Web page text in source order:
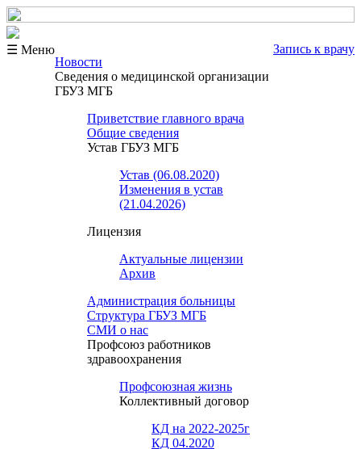
☰ Меню
Запись к врачу
Новости
Сведения о медицинской организации
ГБУЗ МГБ
Приветствие главного врача
Общие сведения
Устав ГБУЗ МГБ
Устав (06.08.2020)
Изменения в устав
(21.04.2026)
Лицензия
Актуальные лицензии
Архив
Администрация больницы
Структура ГБУЗ МГБ
СМИ о нас
Профсоюз работников
здравоохранения
Профсоюзная жизнь
Коллективный договор
КД на 2022-2025г
КД 04.2020